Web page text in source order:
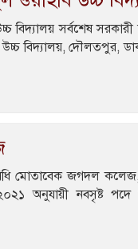
বিদ্যালয় সর্বশেষ
বিদ্যালয়, দৌলতপুর,
মোতাবেক জগদল
অনুযায়ী নবসৃষ্ট পদে